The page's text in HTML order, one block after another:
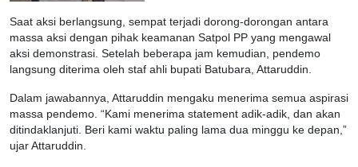
Saat aksi berlangsung, sempat terjadi dorong-dorongan antara
massa aksi dengan pihak keamanan Satpol PP yang mengawal
aksi demonstrasi. Setelah beberapa jam kemudian, pendemo
langsung diterima oleh staf ahli bupati Batubara, Attaruddin.
Dalam jawabannya, Attaruddin mengaku menerima semua aspirasi
massa pendemo. “Kami menerima statement adik-adik, dan akan
ditindaklanjuti. Beri kami waktu paling lama dua minggu ke depan,”
ujar Attaruddin.